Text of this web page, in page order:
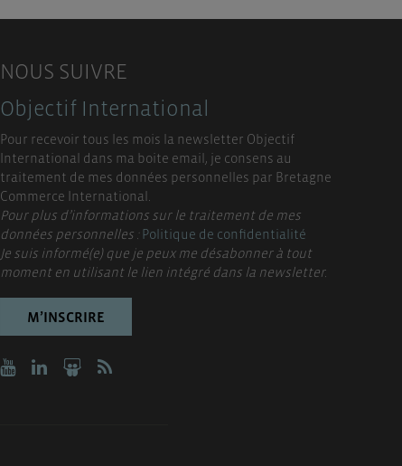
NOUS SUIVRE
Objectif International
Pour recevoir tous les mois la newsletter Objectif
International dans ma boite email, je consens au
traitement de mes données personnelles par Bretagne
Commerce International.
Pour plus d’informations sur le traitement de mes
données personnelles :Politique de confidentialité
Je suis informé(e) que je peux me désabonner à tout
moment en utilisant le lien intégré dans la newsletter.
M’INSCRIRE